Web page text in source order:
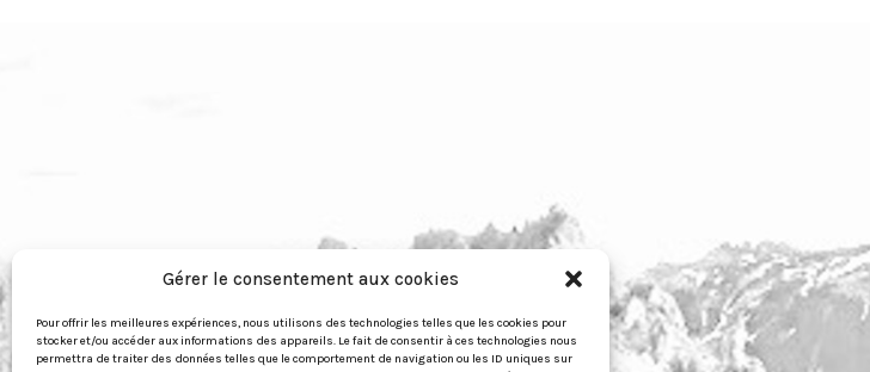
Gérer le consentement aux cookies
Pour offrir les meilleures expériences, nous utilisons des technologies telles que les cookies pour
stocker et/ou accéder aux informations des appareils. Le fait de consentir à ces technologies nous
permettra de traiter des données telles que le comportement de navigation ou les ID uniques sur